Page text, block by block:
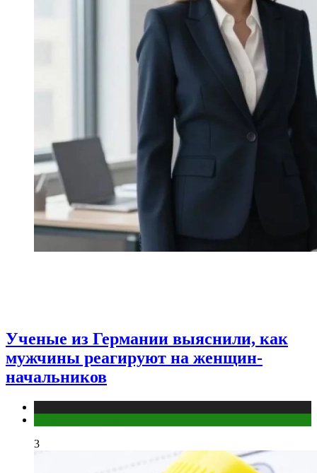
Ученые из Германии выяснили, как
мужчины реагируют на женщин-
начальников
3